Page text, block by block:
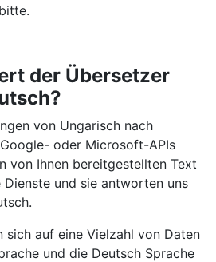
der Übersetzer
von Ungarisch nach
oder Microsoft-APIs
von Ihnen bereitgestellten Text
Dienste und sie antworten uns
sich auf eine Vielzahl von Daten
und die Deutsch Sprache